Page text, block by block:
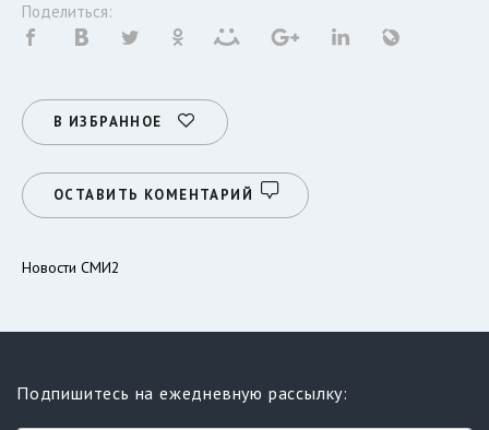
Поделиться:
В ИЗБРАННОЕ
ОСТАВИТЬ КОМЕНТАРИЙ
Новости СМИ2
Подпишитесь на ежедневную рассылку: